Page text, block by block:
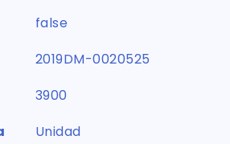
false
2019DM-0020525
3900
Unidad